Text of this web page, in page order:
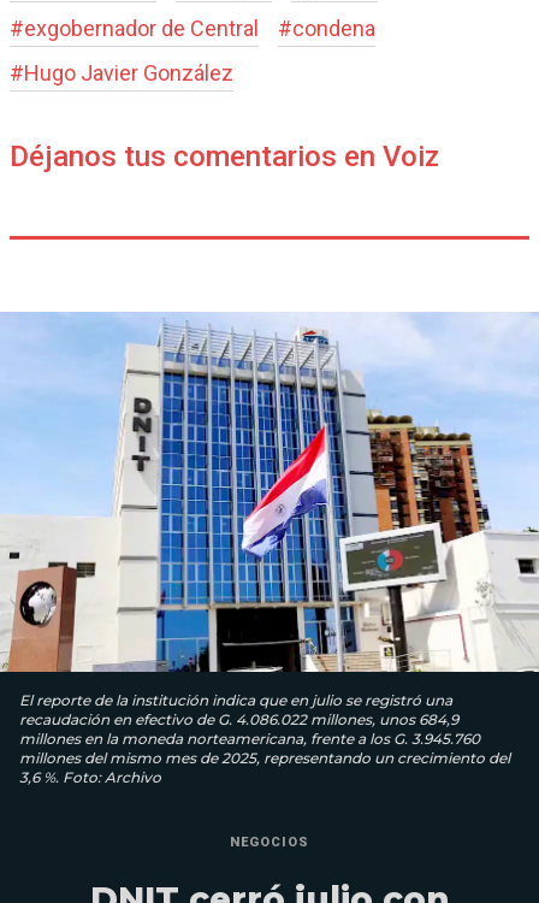
#exgobernador de Central #condena
#Hugo Javier González
Déjanos tus comentarios en Voiz
El reporte de la institución indica que en julio se registró una
recaudación en efectivo de G. 4.086.022 millones, unos 684,9
millones en la moneda norteamericana, frente a los G. 3.945.760
millones del mismo mes de 2025, representando un crecimiento del
3,6 %. Foto: Archivo
NEGOCIOS